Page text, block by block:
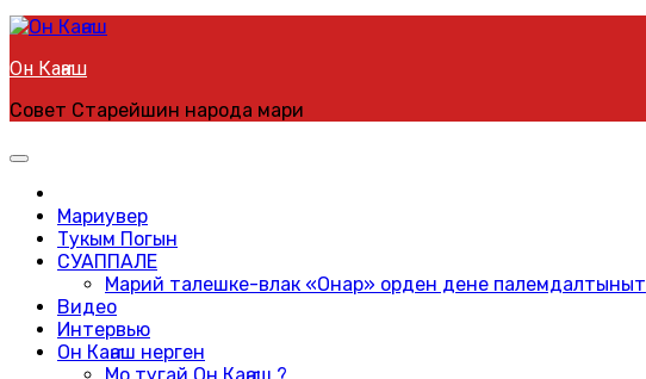
Он Каҥаш
Совет Старейшин народа мари
Мариувер
Тукым Погын
СУАППАЛЕ
Марий талешке-влак «Онар» орден дене палемдалтыныт
Видео
Интервью
Он Каҥаш нерген